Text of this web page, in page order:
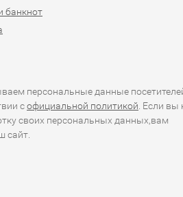
банкнот
персональные данные
софициальной политикой . Если вы
своих персональных данных,вам
сайт.